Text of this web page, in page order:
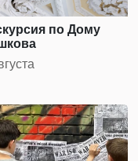
по Дому